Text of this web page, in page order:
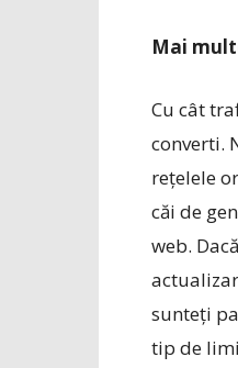
Mai
Cu cât
converti.
rețelele
căi de
web.
sunteți
tip de